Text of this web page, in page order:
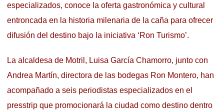
especializados, conoce la oferta gastronómica y cultural
entroncada en la historia milenaria de la caña para ofrecer
difusión del destino bajo la iniciativa ‘Ron Turismo’.
La alcaldesa de Motril, Luisa García Chamorro, junto con
Andrea Martín, directora de las bodegas Ron Montero, han
acompañado a seis periodistas especializados en el
presstrip que promocionará la ciudad como destino dentro